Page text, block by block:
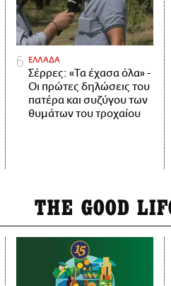
ΕΛΛΑΔΑ
Σέρρες: «Τα έχασα όλα» -
Οι πρώτες δηλώσεις του
πατέρα και συζύγου των
θυμάτων του τροχαίου
THE GOOD